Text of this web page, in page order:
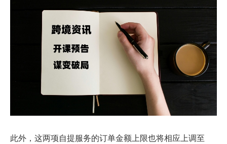
此外，这两项自提服务的订单金额上限也将相应上调至